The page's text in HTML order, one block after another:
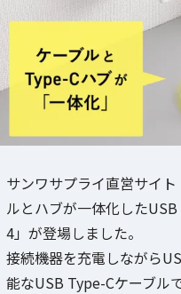
サンワサプライ直営サイ
ルとハブが一体化した
4」が登場しました。
接続機器を充電しながら
能なUSB Type-Cケーブル